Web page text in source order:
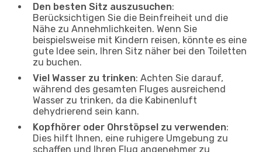
Den besten Sitz auszusuchen:
Berücksichtigen Sie die Beinfreiheit und die
Nähe zu Annehmlichkeiten. Wenn Sie
beispielsweise mit Kindern reisen, könnte es eine
gute Idee sein, Ihren Sitz näher bei den Toiletten
zu buchen.
Viel Wasser zu trinken: Achten Sie darauf,
während des gesamten Fluges ausreichend
Wasser zu trinken, da die Kabinenluft
dehydrierend sein kann.
Kopfhörer oder Ohrstöpsel zu verwenden:
Dies hilft Ihnen, eine ruhigere Umgebung zu
schaffen und Ihren Flug angenehmer zu